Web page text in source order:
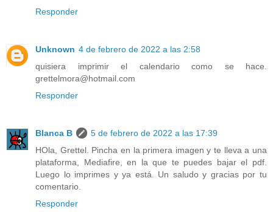
Responder
Unknown 4 de febrero de 2022 a las 2:58
quisiera imprimir el calendario como se hace.
grettelmora@hotmail.com
Responder
Blanca B
5 de febrero de 2022 a las 17:39
HOla, Grettel. Pincha en la primera imagen y te lleva a una
plataforma, Mediafire, en la que te puedes bajar el pdf.
Luego lo imprimes y ya está. Un saludo y gracias por tu
comentario.
Responder